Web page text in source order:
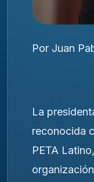
Por Juan
La
reconocida
PETA